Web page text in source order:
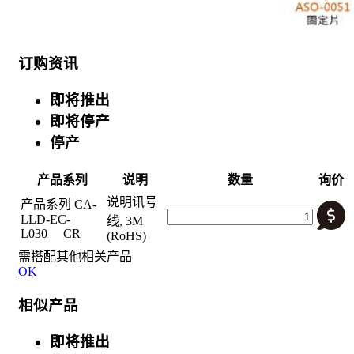
订购资讯
即将推出
即将停产
停产
产品系列 说明 数量
询价
产品系列 CA-
LLD-EC-
L030 CR
说明讯号
线, 3M
(RoHS)
需搭配其他相关产品
OK
相似产品
即将推出